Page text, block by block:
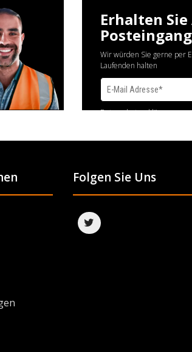
Erhalten
Posteingang
Wir würden Sie gerne per
Laufenden halten
Datenschutzerklärung
Folgen Sie Uns